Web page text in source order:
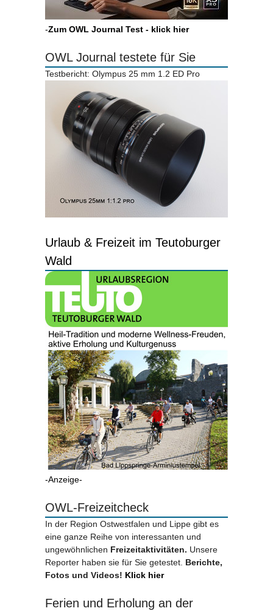
-Zum OWL Journal Test - klick hier
OWL Journal testete für Sie
Testbericht: Olympus 25 mm 1.2 ED Pro
Urlaub & Freizeit im Teutoburger
Wald
-Anzeige-
OWL-Freizeitcheck
In der Region Ostwestfalen und Lippe gibt es
eine ganze Reihe von interessanten und
ungewöhnlichen Freizeitaktivitäten. Unsere
Reporter haben sie für Sie getestet. Berichte,
Fotos und Videos! Klick hier
Ferien und Erholung an der